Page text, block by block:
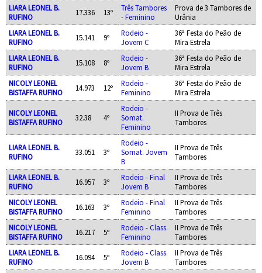
LIARA LEONEL B.
RUFINO
17.336 13º
Três Tambores
- Feminino
Prova de 3 Tambores de
Urânia
LIARA LEONEL B.
RUFINO
15.141 9º
Rodeio -
Jovem C
36ª Festa do Peão de
Mira Estrela
LIARA LEONEL B.
RUFINO
15.108 8º
Rodeio -
Jovem B
36ª Festa do Peão de
Mira Estrela
NICOLY LEONEL
BISTAFFA RUFINO
14.973 12º
Rodeio -
Feminino
36ª Festa do Peão de
Mira Estrela
NICOLY LEONEL
BISTAFFA RUFINO
32.38 4º
Rodeio -
Somat.
Feminino
II Prova de Três
Tambores
LIARA LEONEL B.
RUFINO
33.051 3º
Rodeio -
Somat. Jovem
B
II Prova de Três
Tambores
LIARA LEONEL B.
RUFINO
16.957 3º
Rodeio - Final
Jovem B
II Prova de Três
Tambores
NICOLY LEONEL
BISTAFFA RUFINO
16.163 3º
Rodeio - Final
Feminino
II Prova de Três
Tambores
NICOLY LEONEL
BISTAFFA RUFINO
16.217 5º
Rodeio - Class.
Feminino
II Prova de Três
Tambores
LIARA LEONEL B.
RUFINO
16.094 5º
Rodeio - Class.
Jovem B
II Prova de Três
Tambores